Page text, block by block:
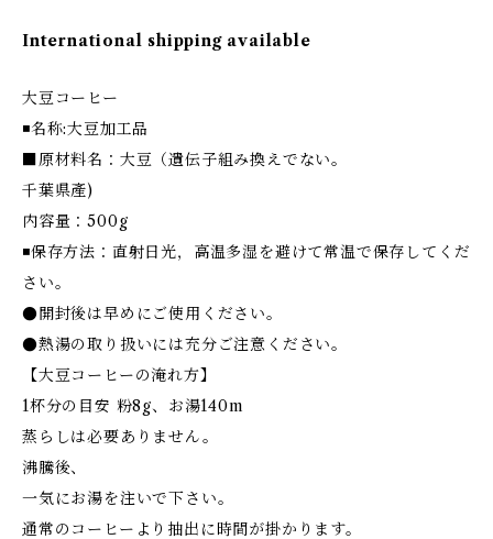
International shipping available
大豆コーヒー
◾️名称:大豆加工品
■原材料名：大豆（遺伝子組み換えでない。
千葉県產)
内容量：500g
◾️保存方法：直射日光，高温多湿を避けて常温で保存してくだ
さい。
●開封後は早めにご使用ください。
●熱湯の取り扱いには充分ご注意ください。
【大豆コーヒーの淹れ方】
1杯分の目安 粉8g、お湯140m
蒸らしは必要ありません。
沸騰後、
一気にお湯を注いで下さい。
通常のコーヒーより抽出に時間が掛かります。